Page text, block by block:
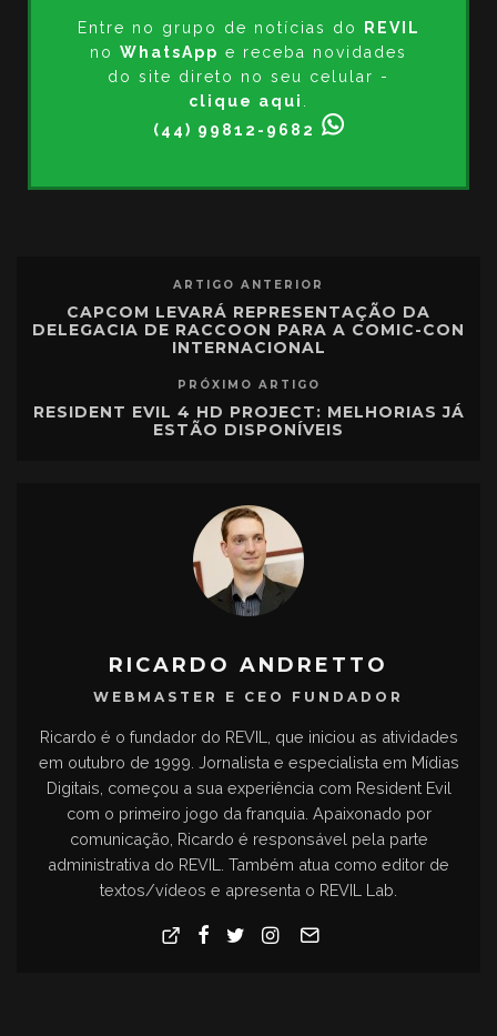
Entre no grupo de notícias do
REVIL
no WhatsApp e receba novidades
do site direto no seu celular -
clique aqui
(44) 99812-9682
ARTIGO ANTERIOR
CAPCOM LEVARÁ REPRESENTAÇÃO DA
DELEGACIA DE RACCOON PARA A COMIC-CON
INTERNACIONAL
PRÓXIMO ARTIGO
RESIDENT EVIL 4 HD PROJECT: MELHORIAS JÁ
ESTÃO DISPONÍVEIS
RICARDO ANDRETTO
WEBMASTER E CEO FUNDADOR
Ricardo é o fundador do REVIL, que iniciou as atividades
em outubro de 1999. Jornalista e especialista em Mídias
Digitais, começou a sua experiência com Resident Evil
com o primeiro jogo da franquia. Apaixonado por
comunicação, Ricardo é responsável pela parte
administrativa do REVIL. Também atua como editor de
textos/vídeos e apresenta o REVIL Lab.